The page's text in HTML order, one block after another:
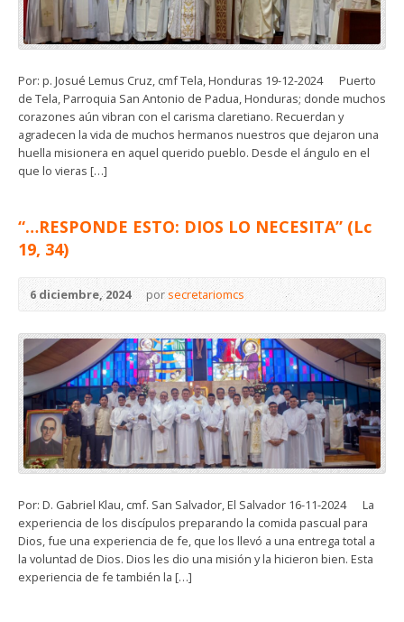
Por: p. Josué Lemus Cruz, cmf Tela, Honduras 19-12-2024 Puerto
de Tela, Parroquia San Antonio de Padua, Honduras; donde muchos
corazones aún vibran con el carisma claretiano. Recuerdan y
agradecen la vida de muchos hermanos nuestros que dejaron una
huella misionera en aquel querido pueblo. Desde el ángulo en el
que lo vieras […]
“…RESPONDE ESTO: DIOS LO NECESITA” (Lc
19, 34)
6 diciembre, 2024 porsecretariomcs
Por: D. Gabriel Klau, cmf. San Salvador, El Salvador 16-11-2024 La
experiencia de los discípulos preparando la comida pascual para
Dios, fue una experiencia de fe, que los llevó a una entrega total a
la voluntad de Dios. Dios les dio una misión y la hicieron bien. Esta
experiencia de fe también la […]